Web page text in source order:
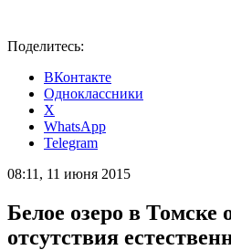
Поделитесь:
ВКонтакте
Одноклассники
X
WhatsApp
Telegram
08:11, 11 июня 2015
Белое озеро в Томске
отсутствия